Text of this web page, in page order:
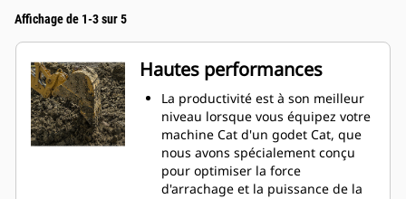
Affichage de 1-3 sur 5
Hautes performances
La productivité est à son meilleur
niveau lorsque vous équipez votre
machine Cat d'un godet Cat, que
nous avons spécialement conçu
pour optimiser la force
d'arrachage et la puissance de la